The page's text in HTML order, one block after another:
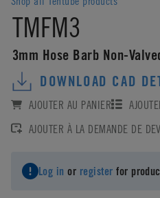
TMFM3
3mm Hose Barb Non-
DOWNLOAD CAD
AJOUTER AU PANIER
AJOUTER À LA DEMANDE DE
Log in or register for